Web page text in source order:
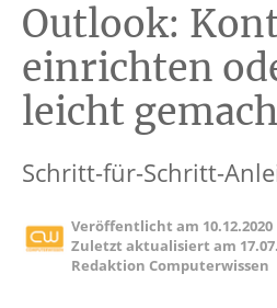
Outlook:
einrichten
leicht
Schritt-für-Schritt-
Veröffentlicht am 10.12.2020
Zuletzt aktualisiert am
Redaktion Computerwissen